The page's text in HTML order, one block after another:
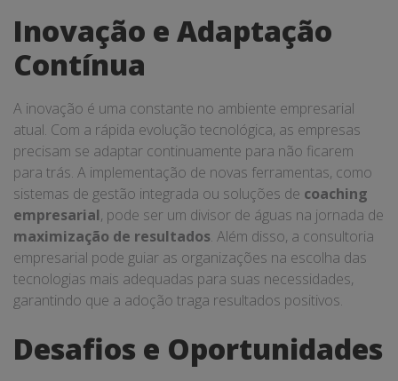
Inovação e Adaptação
Contínua
A inovação é uma constante no ambiente empresarial
atual. Com a rápida evolução tecnológica, as empresas
precisam se adaptar continuamente para não ficarem
para trás. A implementação de novas ferramentas, como
sistemas de gestão integrada ou soluções de coaching
empresarial, pode ser um divisor de águas na jornada de
maximização de resultados. Além disso, a consultoria
empresarial pode guiar as organizações na escolha das
tecnologias mais adequadas para suas necessidades,
garantindo que a adoção traga resultados positivos.
Desafios e Oportunidades